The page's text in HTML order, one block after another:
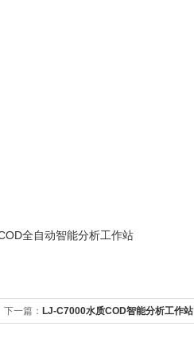
下一篇： LJ-C7000水质COD智能分析工作站